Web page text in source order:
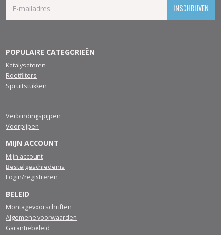
INSCHRIJVEN
POPULAIRE CATEGORIEËN
Katalysatoren
Roetfilters
Spruitstukken
Verbindingspijpen
Voorpijpen
MIJN ACCOUNT
Mijn account
Bestelgeschiedenis
Login/registreren
BELEID
Montagevoorschriften
Algemene voorwaarden
Garantiebeleid